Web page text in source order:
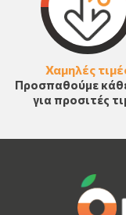
Χαμηλές
Προσπαθούμε
για προσιτές